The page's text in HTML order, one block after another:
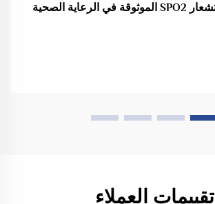
أهمية أجهزة استشعار SPO2 الموثوقة في الرعاية الصحية
تقييمات العملاء